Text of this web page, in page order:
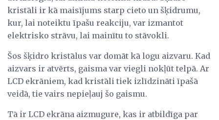
kristāli ir kā maisījums starp cieto un šķidrumu,
kur, lai noteiktu īpašu reakciju, var izmantot
elektrisko strāvu, lai mainītu to stāvokli.
Šos šķidro kristālus var domāt kā logu aizvaru. Kad
aizvars ir atvērts, gaisma var viegli nokļūt telpā. Ar
LCD ekrāniem, kad kristāli tiek izlīdzināti īpašā
veidā, tie vairs nepieļauj šo gaismu.
Tā ir LCD ekrāna aizmugure, kas ir atbildīga par